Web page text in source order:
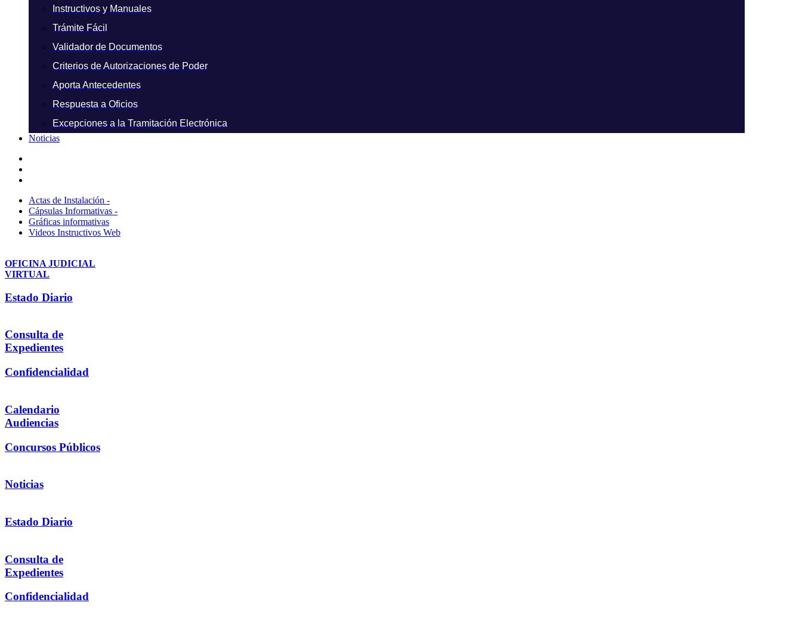
Instructivos y Manuales
Trámite Fácil
Validador de Documentos
Criterios de Autorizaciones de Poder
Aporta Antecedentes
Respuesta a Oficios
Excepciones a la Tramitación Electrónica
Noticias
Actas de Instalación -
Cápsulas Informativas -
Gráficas informativas
Videos Instructivos Web
OFICINA JUDICIAL
VIRTUAL
Estado Diario
Consulta de
Expedientes
Confidencialidad
Calendario
Audiencias
Concursos Públicos
Noticias
Estado Diario
Consulta de
Expedientes
Confidencialidad